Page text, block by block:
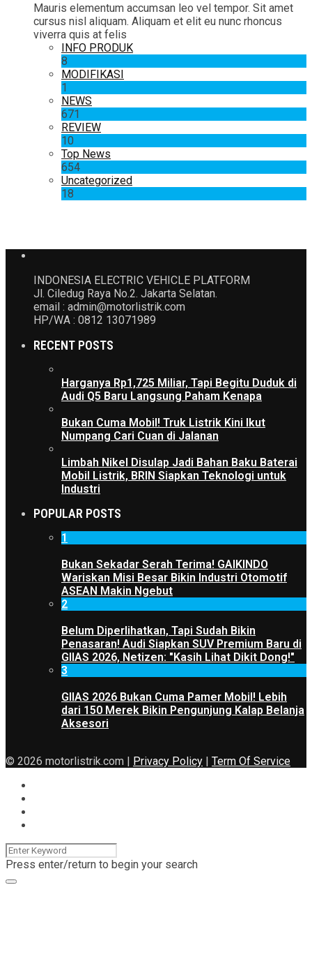
Mauris elementum accumsan leo vel tempor. Sit amet
cursus nisl aliquam. Aliquam et elit eu nunc rhoncus
viverra quis at felis
INFO PRODUK
8
MODIFIKASI
1
NEWS
671
REVIEW
10
Top News
654
Uncategorized
18
INDONESIA ELECTRIC VEHICLE PLATFORM
Jl. Ciledug Raya No.2. Jakarta Selatan.
email : admin@motorlistrik.com
HP/WA : 0812 13071989
RECENT POSTS
Harganya Rp1,725 Miliar, Tapi Begitu Duduk di
Audi Q5 Baru Langsung Paham Kenapa
Bukan Cuma Mobil! Truk Listrik Kini Ikut
Numpang Cari Cuan di Jalanan
Limbah Nikel Disulap Jadi Bahan Baku Baterai
Mobil Listrik, BRIN Siapkan Teknologi untuk
Industri
POPULAR POSTS
1
Bukan Sekadar Serah Terima! GAIKINDO
Wariskan Misi Besar Bikin Industri Otomotif
ASEAN Makin Ngebut
2
Belum Diperlihatkan, Tapi Sudah Bikin
Penasaran! Audi Siapkan SUV Premium Baru di
GIIAS 2026, Netizen: "Kasih Lihat Dikit Dong!"
3
GIIAS 2026 Bukan Cuma Pamer Mobil! Lebih
dari 150 Merek Bikin Pengunjung Kalap Belanja
Aksesori
© 2026 motorlistrik.com | Privacy Policy | Term Of Service
Press enter/return to begin your search